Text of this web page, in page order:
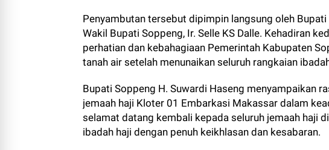
Penyambutan tersebut dipimpin langsung oleh
Wakil Bupati Soppeng, Ir. Selle KS Dalle. Kehadiran
perhatian dan kebahagiaan Pemerintah Kabupaten
tanah air setelah menunaikan seluruh rangkaian
Bupati Soppeng H. Suwardi Haseng menyampaikan
jemaah haji Kloter 01 Embarkasi Makassar dalam
selamat datang kembali kepada seluruh jemaah haji
ibadah haji dengan penuh keikhlasan dan kesabaran.